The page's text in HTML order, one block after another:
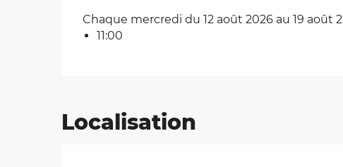
Chaque mercredi du 12 août 2026 au 19 août
11:00
Localisation